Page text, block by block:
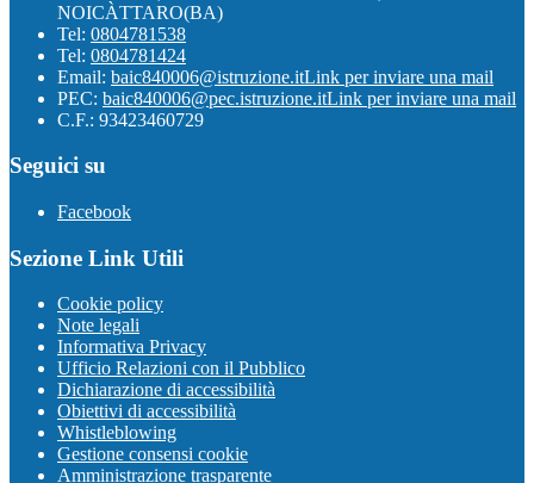
NOICÀTTARO(BA)
Tel: 0804781538
Tel: 0804781424
Email: baic840006@istruzione.itLink per inviare una mail
PEC: baic840006@pec.istruzione.itLink per inviare una mail
C.F.: 93423460729
Seguici su
Facebook
Sezione Link Utili
Cookie policy
Note legali
Informativa Privacy
Ufficio Relazioni con il Pubblico
Dichiarazione di accessibilità
Obiettivi di accessibilità
Whistleblowing
Gestione consensi cookie
Amministrazione trasparente